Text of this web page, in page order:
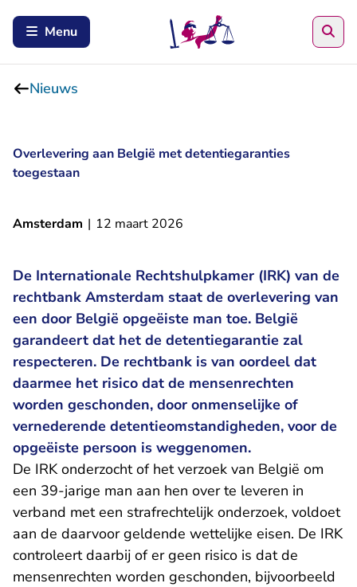
Menu
Nieuws
Overlevering aan België met detentiegaranties
toegestaan
Amsterdam | 12 maart 2026
De Internationale Rechtshulpkamer (IRK) van de
rechtbank Amsterdam staat de overlevering van
een door België opgeëiste man toe. België
garandeert dat het de detentiegarantie zal
respecteren. De rechtbank is van oordeel dat
daarmee het risico dat de mensenrechten
worden geschonden, door onmenselijke of
vernederende detentieomstandigheden, voor de
opgeëiste persoon is weggenomen.
De IRK onderzocht of het verzoek van België om
een 39-jarige man aan hen over te leveren in
verband met een strafrechtelijk onderzoek, voldoet
aan de daarvoor geldende wettelijke eisen. De IRK
controleert daarbij of er geen risico is dat de
mensenrechten worden geschonden, bijvoorbeeld